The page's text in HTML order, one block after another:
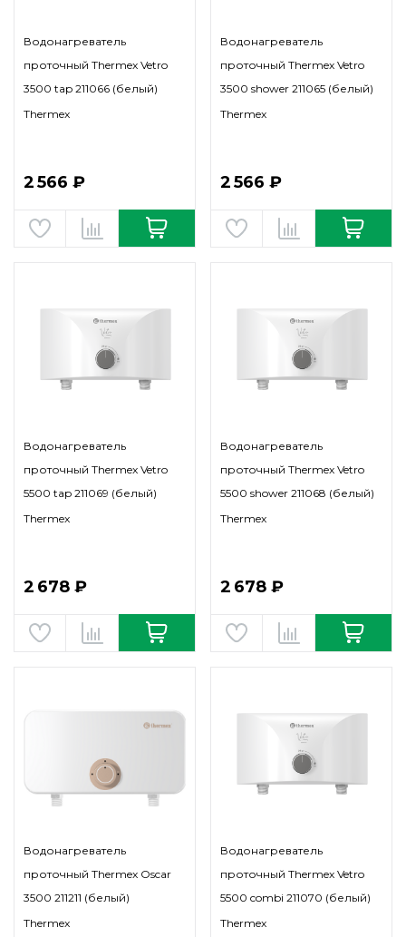
Водонагреватель
проточный Thermex Vetro
3500 tap 211066 (белый)
Thermex
2 566 ₽
Водонагреватель
проточный Thermex Vetro
3500 shower 211065 (белый)
Thermex
2 566 ₽
Водонагреватель
проточный Thermex Vetro
5500 tap 211069 (белый)
Thermex
2 678 ₽
Водонагреватель
проточный Thermex Vetro
5500 shower 211068 (белый)
Thermex
2 678 ₽
Водонагреватель
проточный Thermex Oscar
3500 211211 (белый)
Thermex
Водонагреватель
проточный Thermex Vetro
5500 combi 211070 (белый)
Thermex